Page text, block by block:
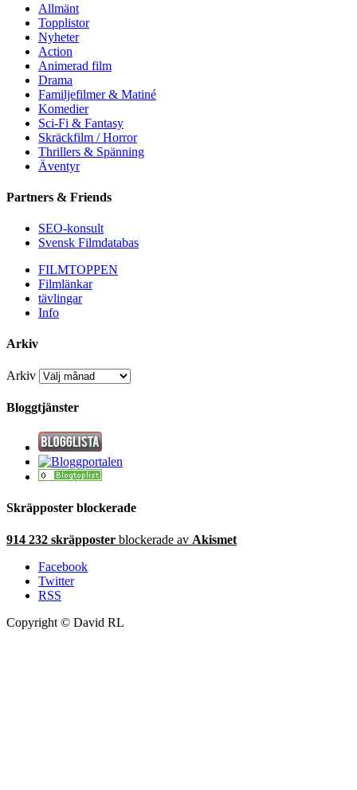
Allmänt
Topplistor
Nyheter
Action
Animerad film
Drama
Familjefilmer & Matiné
Komedier
Sci-Fi & Fantasy
Skräckfilm / Horror
Thrillers & Spänning
Äventyr
Partners & Friends
SEO-konsult
Svensk Filmdatabas
FILMTOPPEN
Filmlänkar
tävlingar
Info
Arkiv
Arkiv
Bloggtjänster
Skräpposter blockerade
914 232 skräpposter blockerade av Akismet
Facebook
Twitter
RSS
Copyright © David RL